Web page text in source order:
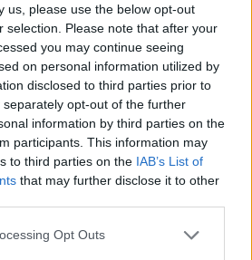
us, please use the below opt-out
selection. Please note that after your
you may continue seeing
on personal information utilized by
disclosed to third parties prior to
opt-out of the further
information by third parties on the
participants. This information may
to third parties on the IAB’s List of
that may further disclose it to other
app uses one or more Google
Opt Outs
μας αποχαιρετά, εύλογο η Ισπανία να
η πιθανή συμμετοχή της στο
6ης γενιάς, το Tempest, εκεί
συμμετοχή των εταίρων
δυνατές εταιρείες.
του FCAS η Ισπανία έμεινε
και προς αναζήτηση μελλοντικού
και δείγμα των καιρών, ότι
εμπειρία και τεχνογνωσία στην